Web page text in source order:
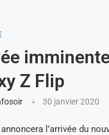
Z Flip
30 janvier 2020
l’arrivée du